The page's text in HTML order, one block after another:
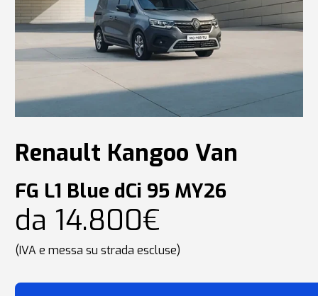
Renault Kangoo Van
FG L1 Blue dCi 95 MY26
da 14.800€
(IVA e messa su strada escluse)